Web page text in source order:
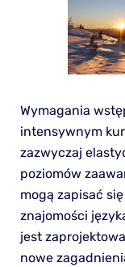
Wymagania
intensywnym
zazwyczaj
poziomów
mogą zapisać
znajomości
jest
nowe